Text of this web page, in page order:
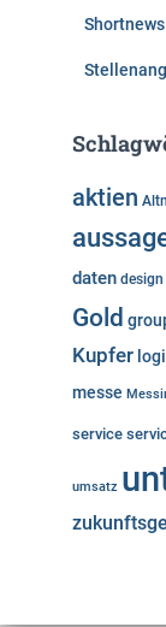
Shortnews
aktien
daten design
Gold
Kupfer
messe
service
umsatz